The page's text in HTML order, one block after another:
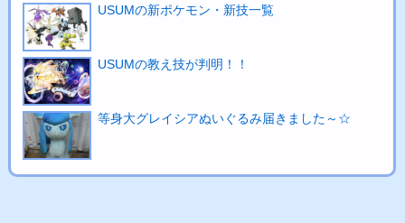
USUMの新ポケモン・新技一覧
USUMの教え技が判明！！
等身大グレイシアぬいぐるみ届きました～☆